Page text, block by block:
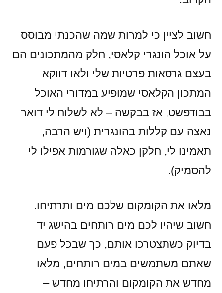
חשוב לציין כי למרות שמה שהכנתי מבוסס
על אוכל הונגרי קלאסי, חלק מהמתכונים הם
בעצם גרסאות פרטיות שלי ולאו דווקא
המתכון הקלאסי שמופיע במדורי האוכל
בבודפשט, אז בבקשה – לא לשלוח לי דואר
נאצה עם קללות בהונגרית (ויש הרבה,
תאמינו לי, חלקן כאלה שגורמות אפילו לי
להסמיק).
מלאו את הקומקום שלכם מים ותרתיחו.
חשוב שיהיו לכם מים רותחים בהישג יד
בדיוק כשתצטרכו אותם, כך שבכל פעם
שאתם משתמשים במים רותחים, מלאו
מחדש את הקומקום והרתיחו מחדש –